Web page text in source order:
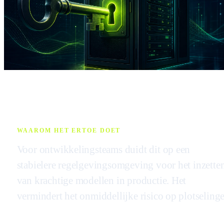
WAAROM HET ERTOE DOET
Voor ontwikkelingsteams duidt dit op een
stabielere regelgevingsomgeving voor het
van krachtige modellen in productie. Het
vermindert het onmiddellijke risico op